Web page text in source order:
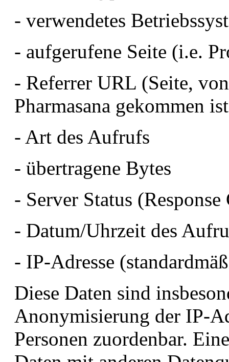
- verwendetes
- aufgerufene Seite (i.e.
- Referrer URL (Seite,
Pharmasana gekommen
- Art des Aufrufs
- übertragene Bytes
- Server Status (Response
- Datum/Uhrzeit des
- IP-Adresse
Diese Daten sind
Anonymisierung der IP-
Personen zuordenbar.